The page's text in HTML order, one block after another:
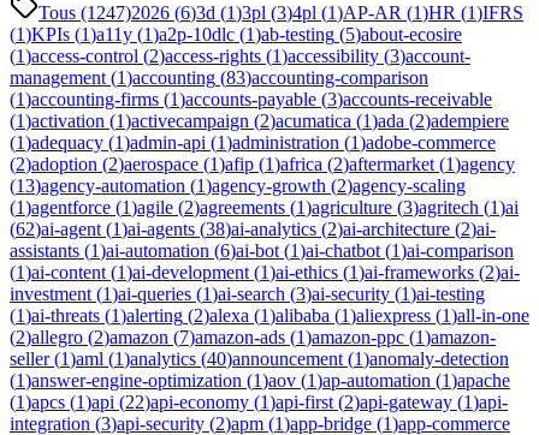
Tous (1247)2026 (6)3d (1)3pl (3)4pl (1)AP-AR (1)HR (1)IFRS
(1)KPIs (1)a11y (1)a2p-10dlc (1)ab-testing (5)about-ecosire
(1)access-control (2)access-rights (1)accessibility (3)account-
management (1)accounting (83)accounting-comparison
(1)accounting-firms (1)accounts-payable (3)accounts-receivable
(1)activation (1)activecampaign (2)acumatica (1)ada (2)adempiere
(1)adequacy (1)admin-api (1)administration (1)adobe-commerce
(2)adoption (2)aerospace (1)afip (1)africa (2)aftermarket (1)agency
(13)agency-automation (1)agency-growth (2)agency-scaling
(1)agentforce (1)agile (2)agreements (1)agriculture (3)agritech (1)ai
(62)ai-agent (1)ai-agents (38)ai-analytics (2)ai-architecture (2)ai-
assistants (1)ai-automation (6)ai-bot (1)ai-chatbot (1)ai-comparison
(1)ai-content (1)ai-development (1)ai-ethics (1)ai-frameworks (2)ai-
investment (1)ai-queries (1)ai-search (3)ai-security (1)ai-testing
(1)ai-threats (1)alerting (2)alexa (1)alibaba (1)aliexpress (1)all-in-one
(2)allegro (2)amazon (7)amazon-ads (1)amazon-ppc (1)amazon-
seller(1)aml (1)analytics (40)announcement (1)anomaly-detection
(1)answer-engine-optimization (1)aov (1)ap-automation (1)apache
(1)apcs (1)api (22)api-economy (1)api-first (2)api-gateway (1)api-
integration (3)api-security (2)apm (1)app-bridge (1)app-commerce